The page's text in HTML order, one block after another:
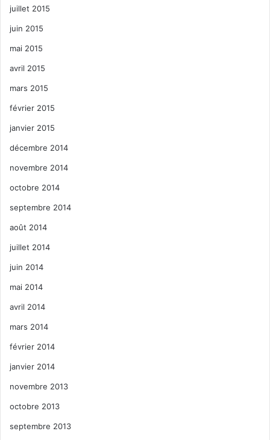
juillet 2015
juin 2015
mai 2015
avril 2015
mars 2015
février 2015
janvier 2015
décembre 2014
novembre 2014
octobre 2014
septembre 2014
août 2014
juillet 2014
juin 2014
mai 2014
avril 2014
mars 2014
février 2014
janvier 2014
novembre 2013
octobre 2013
septembre 2013